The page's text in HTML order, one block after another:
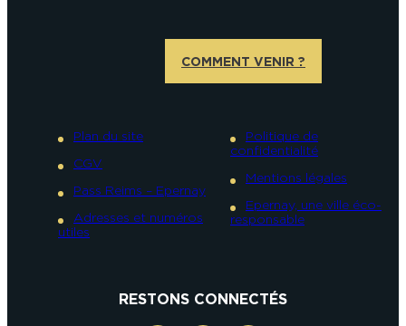
COMMENT VENIR ?
Plan du site
CGV
Pass Reims – Epernay
Adresses et numéros
utiles
Politique de
confidentialité
Mentions légales
Epernay, une ville éco-
responsable
RESTONS CONNECTÉS